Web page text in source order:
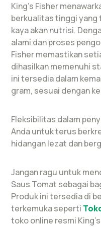
King’s Fisher
berkualitas tinggi
kaya akan nutrisi.
alami dan proses
Fisher memastikan
dihasilkan memenuhi
ini tersedia dalam
gram, sesuai dengan
Fleksibilitas dalam
Anda untuk terus
hidangan lezat dan
Jangan ragu untuk
Saus Tomat sebagai
Produk ini tersedia di
terkemuka seperti
toko online resmi